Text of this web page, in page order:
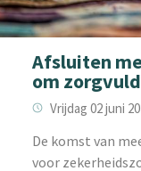
Afsluiten
om
Vrijdag 02 juni
‌De komst van
voor